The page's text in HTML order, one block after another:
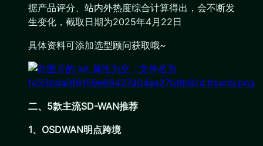
据产品评分、站内外热度综合计算得出，会不断发
生变化，截取日期为2025年4月22日
具体资料可添加选型顾问获取哦~
二、5款主流SD-WAN推荐
1、OSDWAN明点跨境